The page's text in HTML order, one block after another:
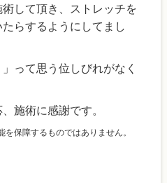
して頂き、ストレッチを
らするようにしてまし
って思う位しびれがなく
施術に感謝です。
保障するものではありません。